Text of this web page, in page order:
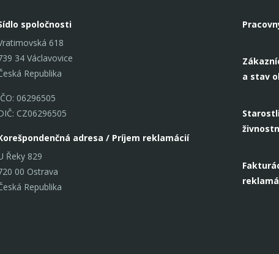
spoločnosti
618
34 Václavovice
Republika
06296505
CZ06296505
adresa / Príjem reklamácií
Řeky 829
00 Ostrava
Republika
a stav